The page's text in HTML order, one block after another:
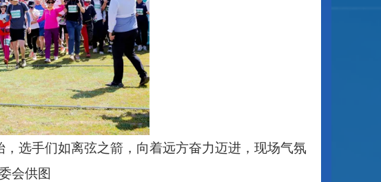
选手们如离弦之箭，向着远方奋力迈进，现场气氛
会供图